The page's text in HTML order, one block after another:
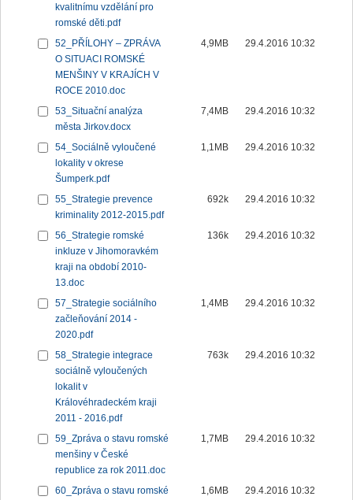
kvalitnímu vzdělání pro
romské děti.pdf
52_PŘÍLOHY – ZPRÁVA
O SITUACI ROMSKÉ
MENŠINY V KRAJÍCH V
ROCE 2010.doc
4,9MB 29.4.2016 10:32
53_Situační analýza
města Jirkov.docx
7,4MB 29.4.2016 10:32
54_Sociálně vyloučené
lokality v okrese
Šumperk.pdf
1,1MB 29.4.2016 10:32
55_Strategie prevence
kriminality 2012-2015.pdf
692k 29.4.2016 10:32
56_Strategie romské
inkluze v Jihomoravkém
kraji na období 2010-
13.doc
136k 29.4.2016 10:32
57_Strategie sociálního
začleňování 2014 -
2020.pdf
1,4MB 29.4.2016 10:32
58_Strategie integrace
sociálně vyloučených
lokalit v
Královéhradeckém kraji
2011 - 2016.pdf
763k 29.4.2016 10:32
59_Zpráva o stavu romské
menšiny v České
republice za rok 2011.doc
1,7MB 29.4.2016 10:32
60_Zpráva o stavu romské
1,6MB 29.4.2016 10:32